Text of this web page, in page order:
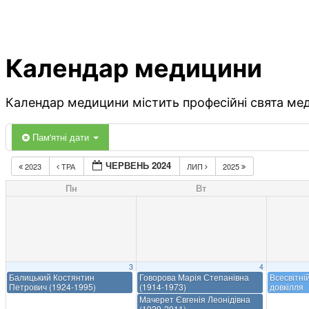
Календар медицини
Календар медицини містить професійні свята
Пам'ятні дати
2023 ТРА ЧЕРВЕНЬ 2024 ЛИП 2025
Пн Вт
3
Балицький Костянтин
Петрович (1924-1995)
4
Говорова Марія Степанівна
(1914-1973)
Мачерет Євгенія Леонідівна
довкілля